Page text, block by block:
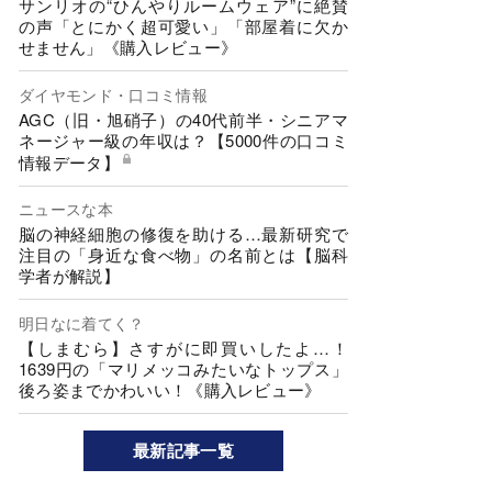
サンリオの“ひんやりルームウェア”に絶賛
の声「とにかく超可愛い」「部屋着に欠か
せません」《購入レビュー》
ダイヤモンド・口コミ情報
AGC（旧・旭硝子）の40代前半・シニアマ
ネージャー級の年収は？【5000件の口コミ
情報データ】
ニュースな本
脳の神経細胞の修復を助ける…最新研究で
注目の「身近な食べ物」の名前とは【脳科
学者が解説】
明日なに着てく？
【しまむら】さすがに即買いしたよ…！
1639円の「マリメッコみたいなトップス」
後ろ姿までかわいい！《購入レビュー》
最新記事一覧